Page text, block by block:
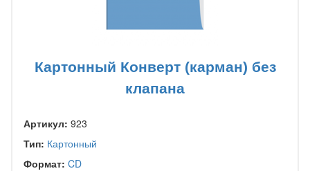
Картонный Конверт (карман) без
клапана
Артикул: 923
Тип: Картонный
Формат: CD